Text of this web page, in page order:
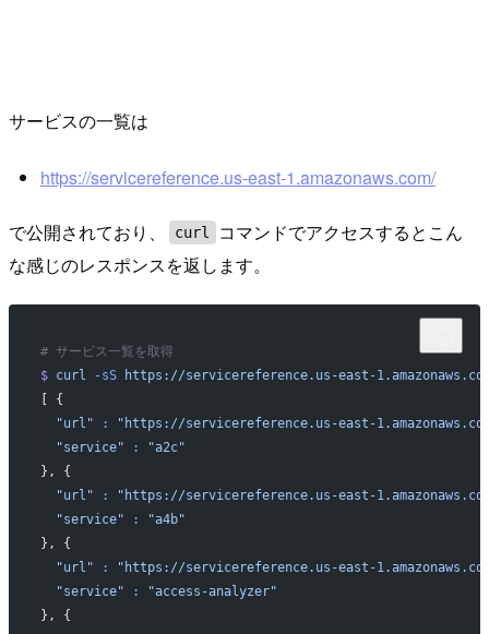
サービスの一覧は
https://servicereference.us-east-1.amazonaws.com/
で公開されており、 curl
コマンドでアクセスするとこん
な感じのレスポンスを返します。
# サービス一覧を取得
$ curl -sS https://servicereference.us-east-
[ {
  "url"
:
"https://servicereference.us-east-
  "service"
:
"a2c"
}, {
  "url"
:
"https://servicereference.us-east-
  "service"
:
"a4b"
}, {
  "url"
:
"https://servicereference.us-east-
  "service"
:
"access-analyzer"
}, {